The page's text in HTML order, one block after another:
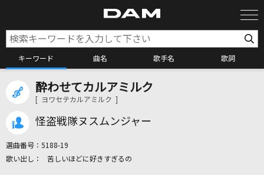
キーワード 曲名 歌手名 歌詞
カラオケ検索
酔わせてカルアミルク
[ ヨワセテカルアミルク ]
怪盗戦隊ヌスムンジャー
選曲番号： 5188-19
苦しいほどに好きすぎるの